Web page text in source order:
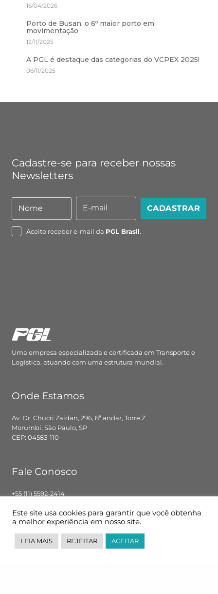
16/04/2026
Porto de Busan: o 6º maior porto em
movimentação
12/11/2025
A PGL é destaque das categorias do VCPEX 2025!
06/11/2025
Cadastre-se para receber nossas
Newsletters
Nome
Nome
mail
E-mail CADASTRAR
Aceito receber e-mail da PGL Brasil.
Uma empresa especializada e certificada em Transporte e
Logística, atuando com uma estrutura mundial.
Onde Estamos
Av. Dr. Chucri Zaidan, 296, 8ª andar, Torre Z.
Morumbi, São Paulo, SP
CEP: 04583-110
Fale Conosco
+55 (11) 5592-2414
Segunda – Sexta: 8h00 – 18h00
Siga-nos
Este site usa cookies para garantir que você obtenha
a melhor experiência em nosso site.
LEIA MAIS REJEITAR ACEITAR